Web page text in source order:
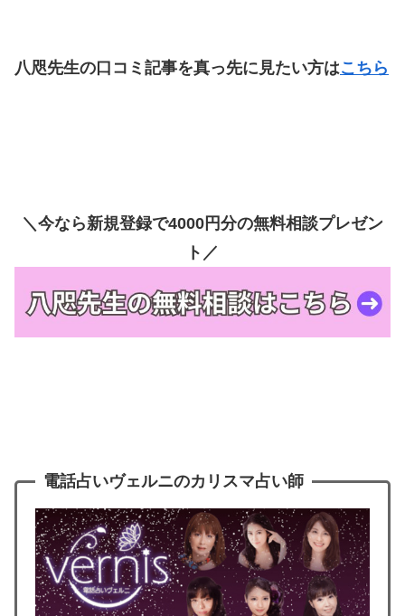
八咫先生の口コミ記事を真っ先に見たい方はこちら
＼今なら新規登録で4000円分の無料相談プレゼン
ト／
電話占いヴェルニのカリスマ占い師